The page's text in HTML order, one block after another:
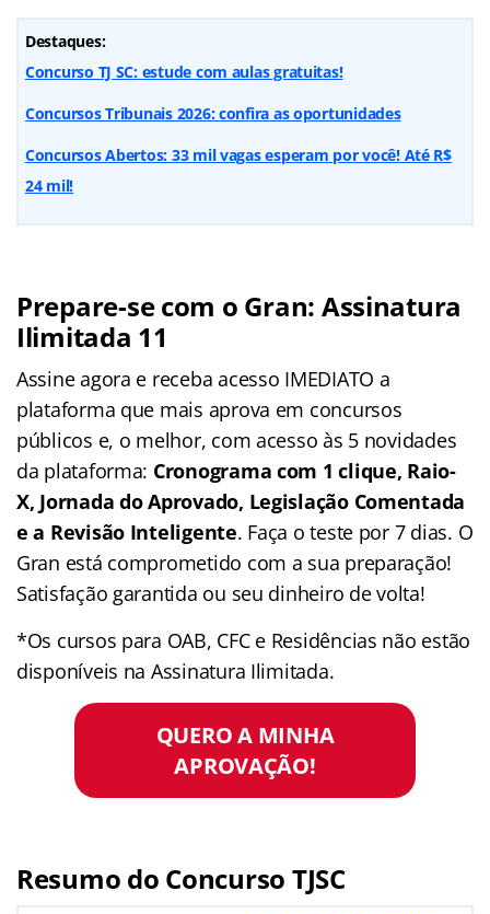
Destaques:
Concurso TJ SC: estude com aulas gratuitas!
Concursos Tribunais 2026: confira as oportunidades
Concursos Abertos: 33 mil vagas esperam por você! Até R$
24 mil!
Prepare-se com o Gran: Assinatura
Ilimitada 11
Assine agora e receba acesso IMEDIATO a
plataforma que mais aprova em concursos
públicos e, o melhor, com acesso às 5 novidades
da plataforma: Cronograma com 1 clique, Raio-
X, Jornada do Aprovado, Legislação Comentada
e a Revisão Inteligente. Faça o teste por 7 dias. O
Gran está comprometido com a sua preparação!
Satisfação garantida ou seu dinheiro de volta!
*Os cursos para OAB, CFC e Residências não estão
disponíveis na Assinatura Ilimitada.
QUERO A MINHA
APROVAÇÃO!
Resumo do Concurso TJSC